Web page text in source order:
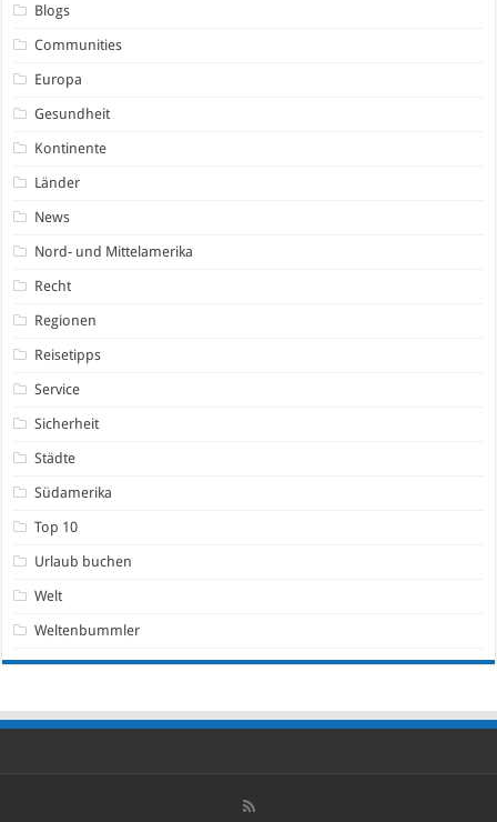
Blogs
Communities
Europa
Gesundheit
Kontinente
Länder
News
Nord- und Mittelamerika
Recht
Regionen
Reisetipps
Service
Sicherheit
Städte
Südamerika
Top 10
Urlaub buchen
Welt
Weltenbummler